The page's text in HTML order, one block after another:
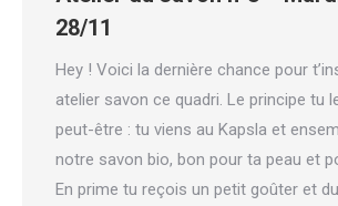
28/11
Hey ! Voici la dernière chance pour
atelier savon ce quadri. Le principe tu
peut-être : tu viens au Kapsla et
notre savon bio, bon pour ta peau et
En prime tu reçois un petit goûter et